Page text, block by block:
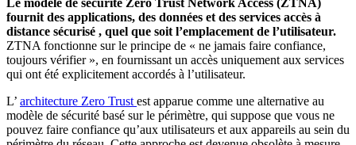
Le modèle de sécurité Zero Trust Network Access (ZTNA)
fournit des applications, des données et des services accès à
distance sécurisé , quel que soit l’emplacement de l’utilisateur.
ZTNA fonctionne sur le principe de « ne jamais faire confiance,
toujours vérifier », en fournissant un accès uniquement aux services
qui ont été explicitement accordés à l’utilisateur.
L’ architecture Zero Trust est apparue comme une alternative au
modèle de sécurité basé sur le périmètre, qui suppose que vous ne
pouvez faire confiance qu’aux utilisateurs et aux appareils au sein du